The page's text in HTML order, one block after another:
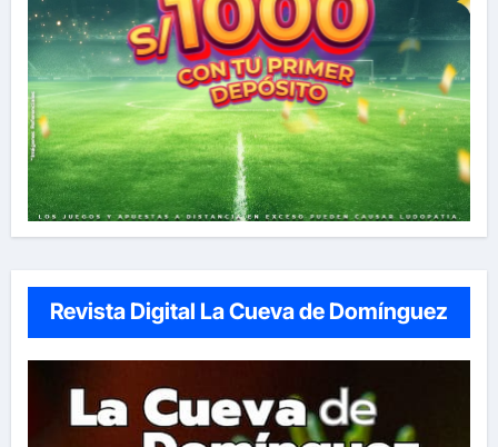
Revista Digital La Cueva de Domínguez